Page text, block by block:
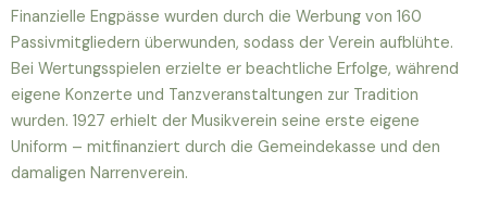
Finanzielle Engpässe wurden durch die Werbung von 160
Passivmitgliedern überwunden, sodass der Verein aufblühte.
Bei Wertungsspielen erzielte er beachtliche Erfolge, während
eigene Konzerte und Tanzveranstaltungen zur Tradition
wurden. 1927 erhielt der Musikverein seine erste eigene
Uniform – mitfinanziert durch die Gemeindekasse und den
damaligen Narrenverein.